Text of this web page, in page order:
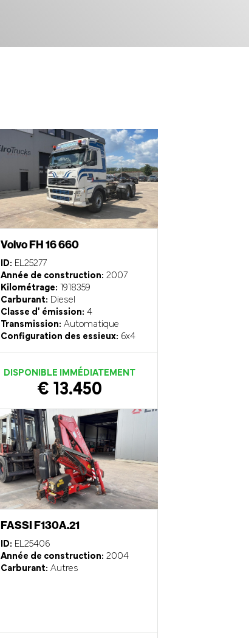
Volvo FH 16 660
ID: EL25277
Année de construction: 2007
Kilométrage: 1918359
Carburant: Diesel
Classe d' émission: 4
Transmission: Automatique
Configuration des essieux: 6x4
DISPONIBLE IMMÉDIATEMENT
€ 13.450
FASSI F130A.21
ID: EL25406
Année de construction: 2004
Carburant: Autres